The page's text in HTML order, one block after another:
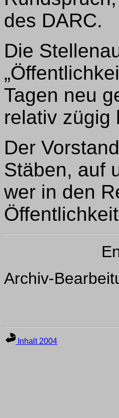
des DARC.
Die
Tagen neu
relativ zügig
Der
Stäben, auf
wer in den
Archiv-
Inhalt 2004